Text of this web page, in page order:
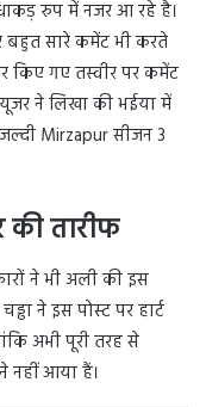
रुप में नजर आ रहे है।
बहुत सारे कमेंट भी करते
किए गए तस्वीर पर कमेंट
ने लिखा की भईया में
Mirzapur सीजन 3
की तारीफ
ने भी अली की इस
ने इस पोस्ट पर हार्ट
अभी पूरी तरह से
नहीं आया हैं।